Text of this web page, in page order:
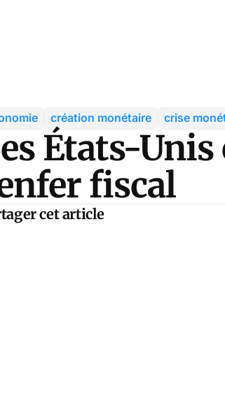
création monétaire crise
États-
fiscal
cet article